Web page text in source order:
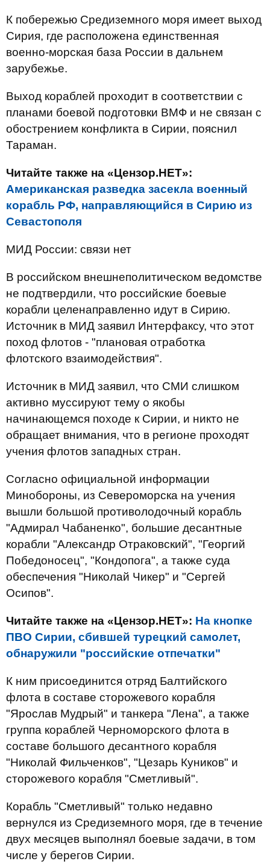
К побережью Средиземного моря имеет выход
Сирия, где расположена единственная
военно-морская база России в дальнем
зарубежье.
Выход кораблей проходит в соответствии с
планами боевой подготовки ВМФ и не связан с
обострением конфликта в Сирии, пояснил
Тараман.
Читайте также на «Цензор.НЕТ»:
Американская разведка засекла военный
корабль РФ, направляющийся в Сирию из
Севастополя
МИД России: связи нет
В российском внешнеполитическом ведомстве
не подтвердили, что российские боевые
корабли целенаправленно идут в Сирию.
Источник в МИД заявил Интерфаксу, что этот
поход флотов - "плановая отработка
флотского взаимодействия".
Источник в МИД заявил, что СМИ слишком
активно муссируют тему о якобы
начинающемся походе к Сирии, и никто не
обращает внимания, что в регионе проходят
учения флотов западных стран.
Согласно официальной информации
Минобороны, из Североморска на учения
вышли большой противолодочный корабль
"Адмирал Чабаненко", большие десантные
корабли "Александр Отраковский", "Георгий
Победоносец", "Кондопога", а также суда
обеспечения "Николай Чикер" и "Сергей
Осипов".
Читайте также на «Цензор.НЕТ»: На кнопке
ПВО Сирии, сбившей турецкий самолет,
обнаружили "российские отпечатки"
К ним присоединится отряд Балтийского
флота в составе сторожевого корабля
"Ярослав Мудрый" и танкера "Лена", а также
группа кораблей Черноморского флота в
составе большого десантного корабля
"Николай Фильченков", "Цезарь Куников" и
сторожевого корабля "Сметливый".
Корабль "Сметливый" только недавно
вернулся из Средиземного моря, где в течение
двух месяцев выполнял боевые задачи, в том
числе у берегов Сирии.